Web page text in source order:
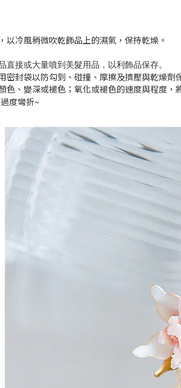
冷風稍微吹乾飾品上的濕氣，保持乾燥。
直接或大量噴到美髮用品，以利飾品保存。
密封袋以防勾到、碰撞、摩擦及擠壓與乾燥
、變深或褪色；氧化或褪色的速度與程度，
度彎折~